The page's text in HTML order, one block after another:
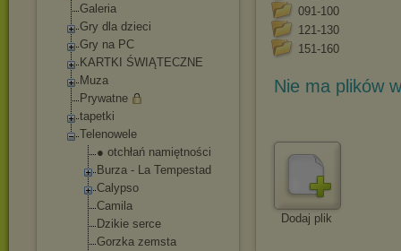
Galeria
Gry dla dzieci
Gry na PC
KARTKI ŚWIĄTECZNE
Muza
Prywatne
tapetki
Telenowele
● otchłań namiętności
Burza - La Tempestad
Calypso
Camila
Dzikie serce
Gorzka zemsta
091-100
121-130
151-160
Nie ma plików
Dodaj plik